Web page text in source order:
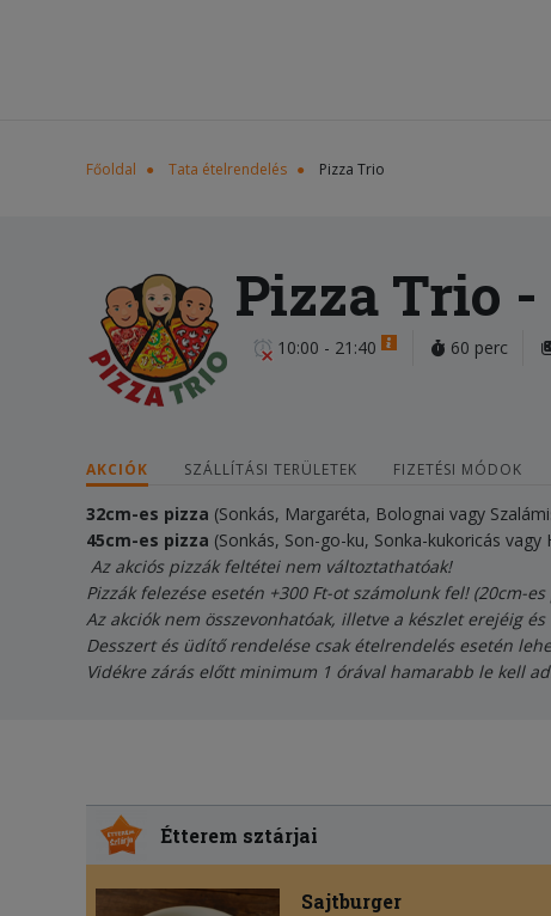
Főoldal Tata ételrendelés Pizza Trio
Pizza Trio
10:00 - 21:40 60 perc
AKCIÓK SZÁLLÍTÁSI TERÜLETEK FIZETÉSI MÓDOK
32cm-es pizza (Sonkás, Margaréta, Bolognai vagy
45cm-es pizza (Sonkás, Son-go-ku, Sonka-kukoricás vagy
Az akciós pizzák feltétei nem változtathatóak!
Pizzák felezése esetén +300 Ft-ot számolunk fel! (20cm-
Az akciók nem összevonhatóak, illetve a készlet erejéig
Desszert és üdítő rendelése csak ételrendelés esetén
Vidékre zárás előtt minimum 1 órával hamarabb le kell
Étterem sztárjai
Sajtburger